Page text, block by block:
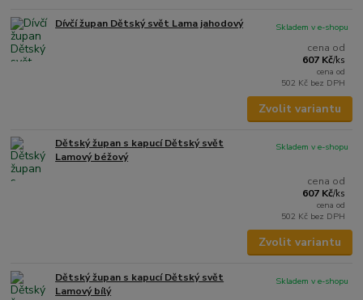
Dívčí župan Dětský svět Lama jahodový
cena od
607 Kč/ks
cena od
502 Kč bez DPH
Skladem v e-shopu
Zvolit variantu
Dětský župan s kapucí Dětský svět
Lamový béžový
cena od
607 Kč/ks
cena od
502 Kč bez DPH
Skladem v e-shopu
Zvolit variantu
Dětský župan s kapucí Dětský svět
Lamový bílý
Skladem v e-shopu